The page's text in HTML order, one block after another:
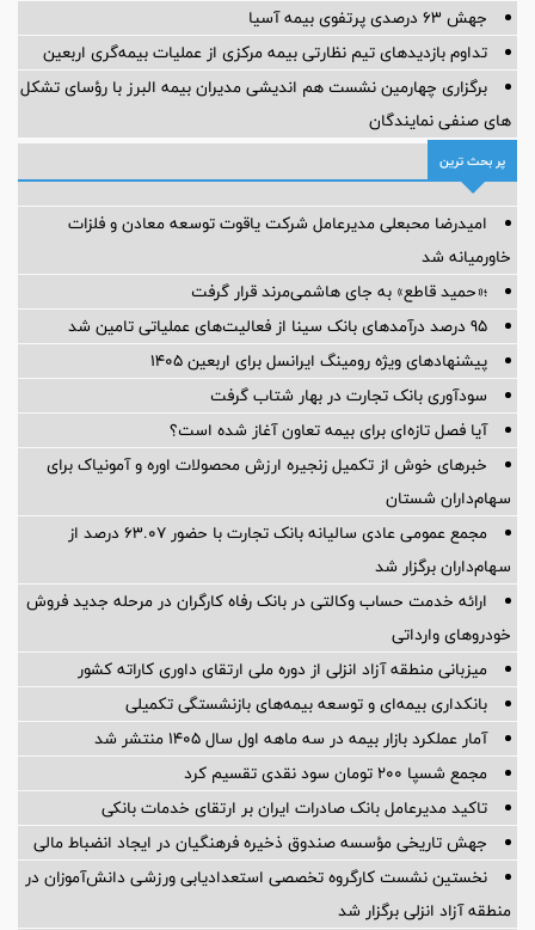
جهش ۶۳ درصدی پرتفوی بیمه آسیا
تداوم بازدیدهای تیم نظارتی بیمه مرکزی از عملیات بیمه‌گری اربعین
برگزاری چهارمین نشست هم اندیشی مدیران بیمه البرز با رؤسای تشکل
های صنفی نمایندگان
پر بحث ترین
امیدرضا محبعلی مدیرعامل شرکت یاقوت توسعه معادن و فلزات
خاورمیانه شد
؛«حمید قاطع» به جای هاشمی‌مرند قرار گرفت
95 درصد درآمدهای بانک سینا از فعالیت‌های عملیاتی تامین شد
پیشنهادهای ویژه رومینگ ایرانسل برای اربعین ۱۴۰۵
سودآوری بانک تجارت در بهار شتاب گرفت
آیا فصل تازه‌ای برای بیمه تعاون آغاز شده است؟
خبرهای خوش از تکمیل زنجیره ارزش محصولات اوره و آمونیاک برای
سهام‌داران شستان
مجمع عمومی عادی سالیانه بانک تجارت با حضور ۶۳.۰۷ درصد از
سهام‌داران برگزار شد
ارائه خدمت حساب وکالتی در بانک رفاه کارگران در مرحله جدید فروش
خودروهای وارداتی
میزبانی منطقه آزاد انزلی از دوره ملی ارتقای داوری كاراته كشور
بانکداری بیمه‌ای و توسعه بیمه‌های بازنشستگی تکمیلی
آمار عملكرد بازار بیمه در سه ماهه اول سال 1405 منتشر شد
مجمع شسپا 200 تومان سود نقدی تقسیم کرد
تاکید مدیرعامل بانک صادرات ایران بر ارتقای خدمات بانکی
جهش تاریخی مؤسسه صندوق ذخیره فرهنگیان در ایجاد انضباط مالی
نخستین نشست كارگروه تخصصی استعدادیابی ورزشی دانش‌آموزان در
منطقه آزاد انزلی برگزار شد